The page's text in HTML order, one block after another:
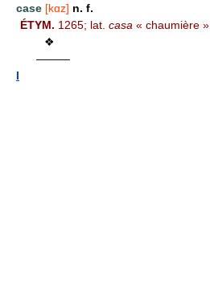
case [kɑz] n. f.
ÉTYM. 1265; lat. casa « chaumière ».
❖
———
I